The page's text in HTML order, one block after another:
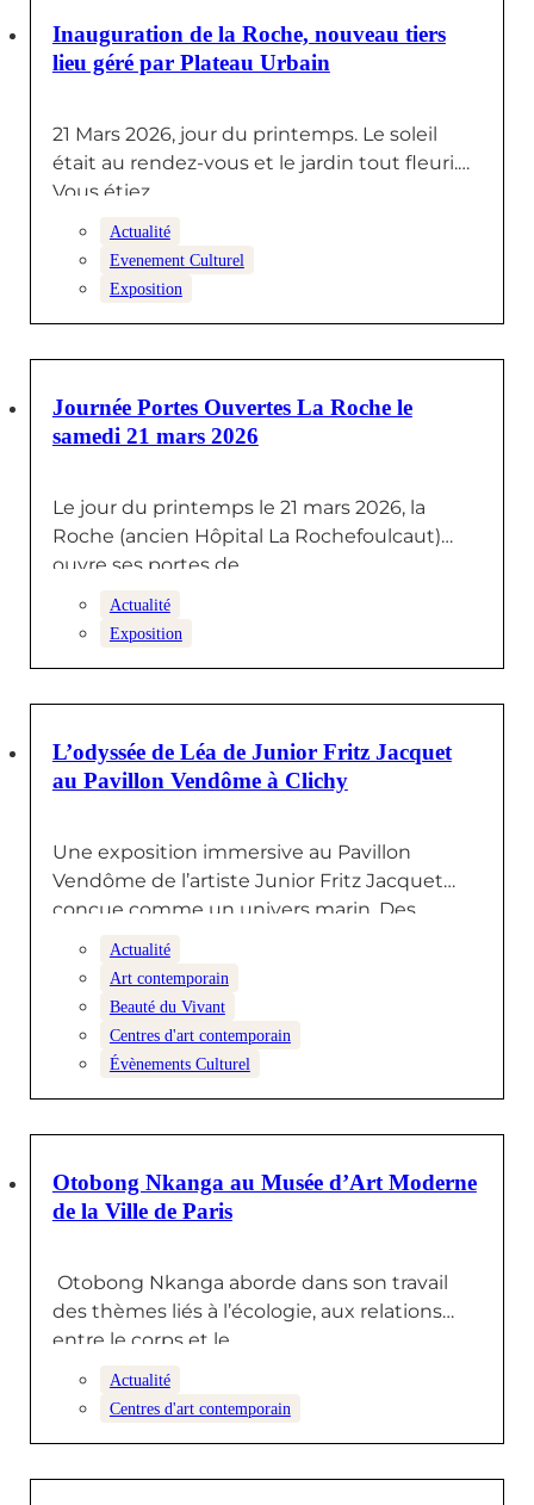
25 MARS 2026
Inauguration de la Roche, nouveau tiers
lieu géré par Plateau Urbain
21 Mars 2026, jour du printemps. Le soleil
était au rendez-vous et le jardin tout fleuri.
Vous étiez…
Actualité
Evenement Culturel
Exposition
25 FÉVRIER 2026
Journée Portes Ouvertes La Roche le
samedi 21 mars 2026
Le jour du printemps le 21 mars 2026, la
Roche (ancien Hôpital La Rochefoulcaut)
ouvre ses portes de…
Actualité
Exposition
25 FÉVRIER 2026
L’odyssée de Léa de Junior Fritz Jacquet
au Pavillon Vendôme à Clichy
Une exposition immersive au Pavillon
Vendôme de l’artiste Junior Fritz Jacquet
conçue comme un univers marin. Des
Actualité
Art contemporain
Beauté du Vivant
Centres d'art contemporain
Évènements Culturel
22 JANVIER 2026
Otobong Nkanga au Musée d’Art Moderne
de la Ville de Paris
Otobong Nkanga aborde dans son travail
des thèmes liés à l’écologie, aux relations
entre le corps et le…
Actualité
Centres d'art contemporain